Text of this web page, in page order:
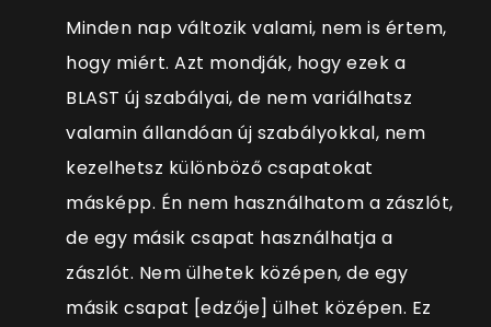
Minden nap változik valami, nem is értem,
hogy miért. Azt mondják, hogy ezek a
BLAST új szabályai, de nem variálhatsz
valamin állandóan új szabályokkal, nem
kezelhetsz különböző csapatokat
másképp. Én nem használhatom a zászlót,
de egy másik csapat használhatja a
zászlót. Nem ülhetek középen, de egy
másik csapat [edzője] ülhet középen. Ez